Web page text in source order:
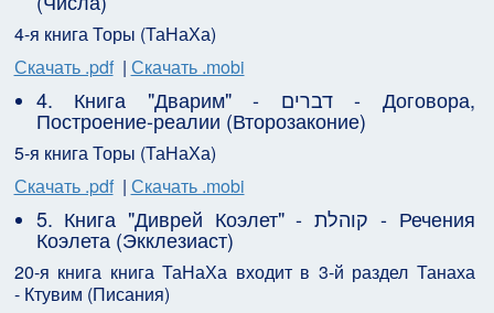
4-я книга Торы (ТаНаХа)
Скачать .pdf| Скачать .mobi
4. Книга "Дварим" - דברים - Договора,
Построение-реалии (Второзаконие)
5-я книга Торы (ТаНаХа)
Скачать .pdf| Скачать .mobi
5. Книга "Диврей Коэлет" - קוהלת - Речения
Коэлета (Экклезиаст)
20-я книга книга ТаНаХа входит в 3-й раздел Танаха
- Ктувим (Писания)